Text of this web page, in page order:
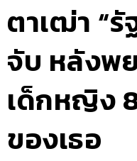
ตาเฒ่า “รั
จับ หลังพ
เด็กหญิง
ของเธอ